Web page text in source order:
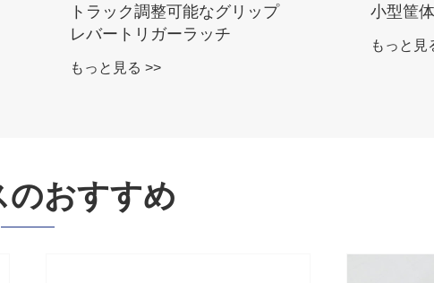
トラック調整可能なグリップ
レバートリガーラッチ
もっと見る >>
小型筐
もっと見
のおすすめ